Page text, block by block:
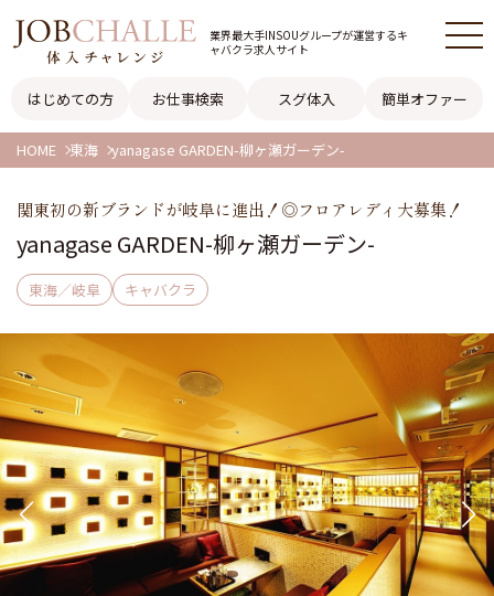
業界最大手INSOUグループが運営するキ
ャバクラ求人サイト
はじめての方 お仕事検索 スグ体入 簡単オファー
HOME 東海 yanagase GARDEN-柳ヶ瀬ガーデン-
関東初の新ブランドが岐阜に進出！◎フロアレディ大募集！
yanagase GARDEN-柳ヶ瀬ガーデン-
東海／岐阜 キャバクラ